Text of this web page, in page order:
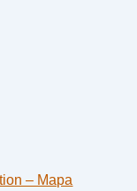
– Mapa